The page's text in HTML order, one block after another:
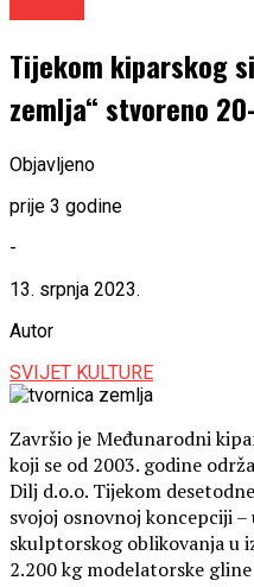
Tijekom kiparskog
zemlja“ stvoreno
Objavljeno
prije 3 godine
-
13. srpnja 2023.
Autor
SVIJET KULTURE
Završio je Međunarodni
koji se od 2003. godine
Dilj d.o.o. Tijekom
svojoj osnovnoj koncepciji
skulptorskog oblikovanja u
2.200 kg modelatorske